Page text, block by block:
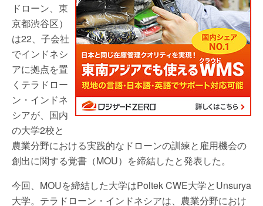
ドローン、東
京都渋谷区）
は22、子会社
でインドネシ
アに拠点を置
くテラドロー
ン・インドネ
シアが、国内
の大学2校と
農業分野における実践的なドローンの訓練と雇用機会の
創出に関する覚書（MOU）を締結したと発表した。
今回、MOUを締結した大学はPoltek CWE大学とUnsurya
大学。テラドローン・インドネシアは、農業分野におけ